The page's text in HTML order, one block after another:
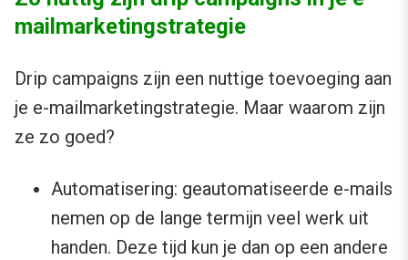
mailmarketingstrategie
Drip campaigns zijn een nuttige toevoeging aan
je e-mailmarketingstrategie. Maar waarom zijn
ze zo goed?
Automatisering: geautomatiseerde e-mails
nemen op de lange termijn veel werk uit
handen. Deze tijd kun je dan op een andere